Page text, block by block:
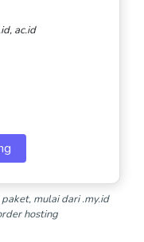
ac.id
mulai dari .my.id
hosting